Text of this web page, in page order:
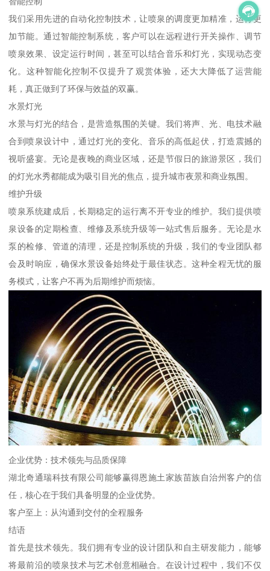
我们采用先进的自动化控制技术，让喷泉的调度更加精准，运行更
加节能。通过智能控制系统，客户可以在远程进行开关操作、调节
喷泉效果、设定运行时间，甚至可以结合音乐和灯光，实现动态变
化。这种智能化控制不仅提升了观赏体验，还大大降低了运营能
耗，真正做到了环保与效益的双赢。
水景灯光
水景与灯光的结合，是营造氛围的关键。我们将声、光、电技术融
合到喷泉设计中，通过灯光的变化、音乐的高低起伏，打造震撼的
视听盛宴。无论是夜晚的商业区域，还是节假日的旅游景区，我们
的灯光水秀都能成为吸引目光的焦点，提升城市夜景和商业氛围。
维护升级
喷泉系统建成后，长期稳定的运行离不开专业的维护。我们提供喷
泉设备的定期检查、维修及系统升级等一站式售后服务。无论是水
泵的检修、管道的清理，还是控制系统的升级，我们的专业团队都
会及时响应，确保水景设备始终处于最佳状态。这种全程无忧的服
务模式，让客户不再为后期维护而烦恼。
企业优势：技术领先与品质保障
湖北奇通瑞科技有限公司能够赢得恩施土家族苗族自治州客户的信
任，核心在于我们具备明显的企业优势。
客户至上：从沟通到交付的全程服务
结语
首先是技术领先。我们拥有专业的设计团队和自主研发能力，能够
将最前沿的喷泉技术与艺术创意相融合。在设计过程中，我们不仅